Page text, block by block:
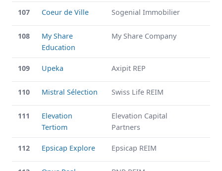
107 Coeur de Ville Sogenial Immobilier
108
My Share
Education
My Share Company
109 Upeka Axipit REP
110 Mistral Sélection Swiss Life REIM
111
Elevation
Tertiom
Elevation Capital
Partners
112 Epsicap Explore Epsicap REIM